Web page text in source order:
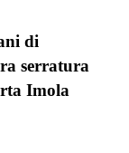
di
serratura
Imola